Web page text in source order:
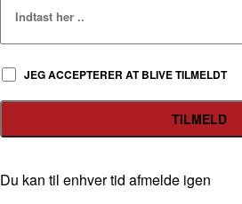
JEG ACCEPTERER AT BLIVE TILMELDT
Du kan til enhver tid afmelde igen